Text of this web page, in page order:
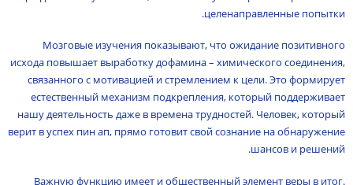
целенаправленные попытки.
Мозговые изучения показывают, что ожидание позитивного
исхода повышает выработку дофамина – химического соединения,
связанного с мотивацией и стремлением к цели. Это формирует
естественный механизм подкрепления, который поддерживает
нашу деятельность даже в времена трудностей. Человек, который
верит в успех пин ап, прямо готовит свой сознание на обнаружение
шансов и решений.
Важную функцию имеет и общественный элемент веры в итог.